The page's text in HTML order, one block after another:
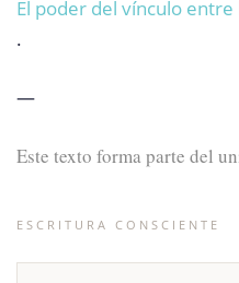
El poder del vínculo
.
—
Este texto forma parte del
ESCRITURA CONSCIENTE